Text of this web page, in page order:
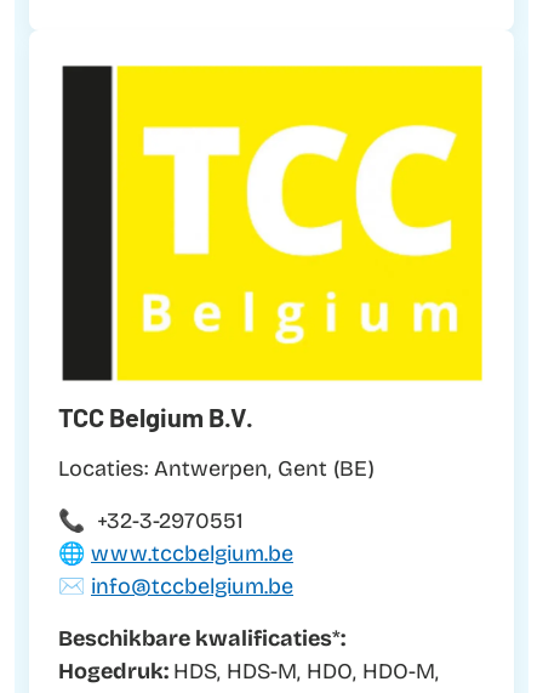
TCC Belgium B.V.
Locaties: Antwerpen, Gent (BE)
📞 +32-3-2970551
🌐 www.tccbelgium.be
✉️ info@tccbelgium.be
Beschikbare kwalificaties*:
Hogedruk: HDS, HDS-M, HDO, HDO-M,